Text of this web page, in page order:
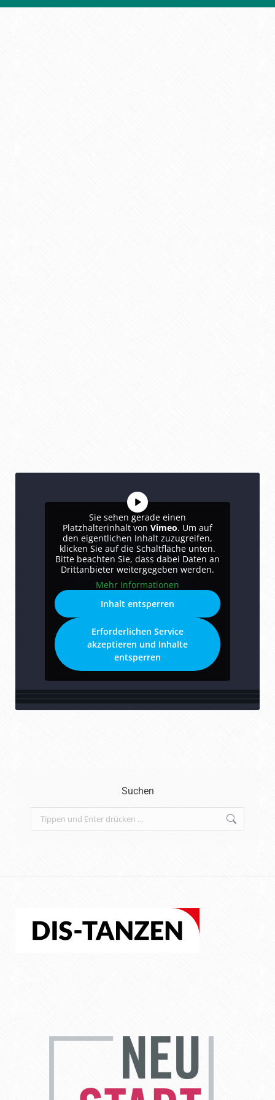
Sie sehen gerade einen
Platzhalterinhalt von Vimeo. Um auf
den eigentlichen Inhalt zuzugreifen,
klicken Sie auf die Schaltfläche unten.
Bitte beachten Sie, dass dabei Daten an
Drittanbieter weitergegeben werden.
Mehr Informationen
Inhalt entsperren
Erforderlichen Service
akzeptieren und Inhalte
entsperren
Suchen